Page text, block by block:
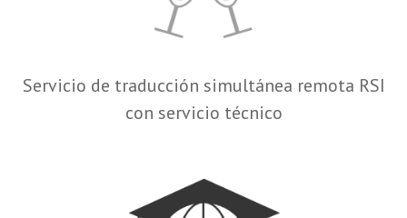
Servicio de traducción simultánea remota RSI
con servicio técnico